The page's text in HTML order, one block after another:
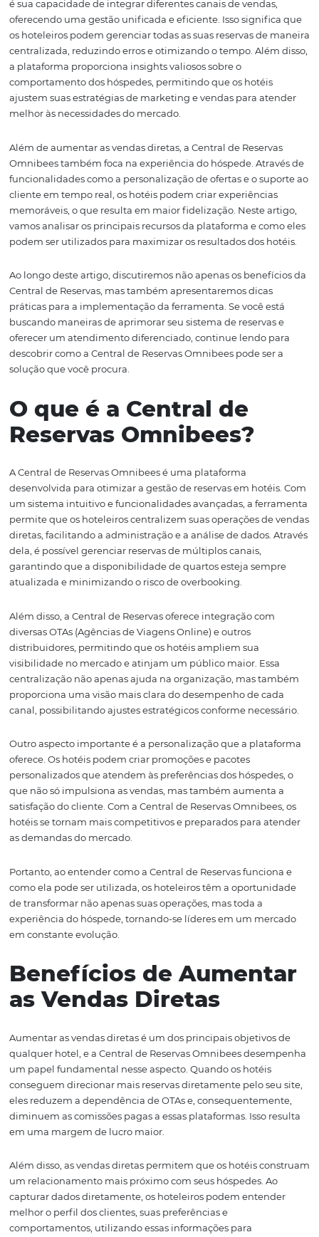
mas também melhora consideravelmente a
hóspede. Neste artigo, exploraremos como essa
pode transformar a forma como os hotéis operam e se
relacionam com seus clientes.
Uma das principais vantagens da Central de Reservas
oferecendo uma gestão unificada e eficiente. Isso
os hoteleiros podem gerenciar todas as suas reservas
centralizada, reduzindo erros e otimizando o tempo.
a plataforma proporciona insights valiosos sobre o
comportamento dos hóspedes, permitindo que os
ajustem suas estratégias de marketing e vendas para
Além de aumentar as vendas diretas, a Central de
Omnibees também foca na experiência do hóspede.
funcionalidades como a personalização de ofertas e o
cliente em tempo real, os hotéis podem criar
memoráveis, o que resulta em maior fidelização. Neste
podem ser utilizados para maximizar os resultados dos
Ao longo deste artigo, discutiremos não apenas os
práticas para a implementação da ferramenta. Se você
buscando maneiras de aprimorar seu sistema de
oferecer um atendimento diferenciado, continue lendo
descobrir como a Central de Reservas Omnibees pode
solução que você procura.
Reservas Omnibees?
A Central de Reservas Omnibees é uma plataforma
desenvolvida para otimizar a gestão de reservas em
um sistema intuitivo e funcionalidades avançadas, a
diretas, facilitando a administração e a análise de
dela, é possível gerenciar reservas de múltiplos canais,
garantindo que a disponibilidade de quartos esteja
atualizada e minimizando o risco de overbooking.
Além disso, a Central de Reservas oferece integração
distribuidores, permitindo que os hotéis ampliem sua
visibilidade no mercado e atinjam um público maior.
centralização não apenas ajuda na organização, mas
proporciona uma visão mais clara do desempenho de
Outro aspecto importante é a personalização que a
personalizados que atendem às preferências dos
que não só impulsiona as vendas, mas também
satisfação do cliente. Com a Central de Reservas
hotéis se tornam mais competitivos e preparados para
as demandas do mercado.
como ela pode ser utilizada, os hoteleiros têm a
de transformar não apenas suas operações, mas toda a
experiência do hóspede, tornando-se líderes em um
em constante evolução.